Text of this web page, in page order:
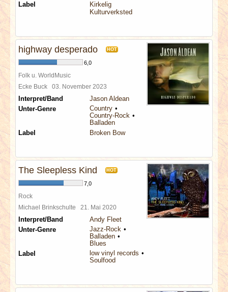
Label
Kirkelig
Kulturverksted
highway desperado HOT
6,0
Folk u. WorldMusic
Ecke Buck 03. November 2023
Interpret/Band
Jason Aldean
Unter-Genre
Country
Country-Rock
Balladen
Label
Broken Bow
The Sleepless Kind HOT
7,0
Rock
Michael Brinkschulte 21. Mai 2020
Interpret/Band
Andy Fleet
Unter-Genre
Jazz-Rock
Balladen
Blues
Label
low vinyl records
Soulfood